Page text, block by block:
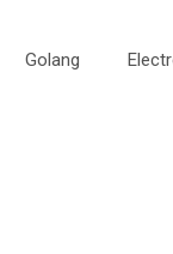
Golang